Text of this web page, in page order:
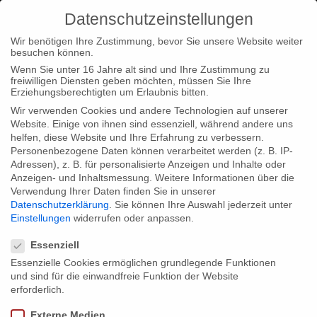
Home Typ|News
“Lebt wohl, Genossen! Interactive” in der
Endauswahl für den FOCAL International Award
“Lebt wohl, Genossen! Interactive” in
der Endauswahl für den FOCAL
Wir freuen uns sehr, dass “Lebt wohl, Genossen! Interactive”
Datenschutzeinstellungen
Wir benötigen Ihre Zustimmung, bevor Sie unsere Website weiter
besuchen können.
Wenn Sie unter 16 Jahre alt sind und Ihre Zustimmung zu
freiwilligen Diensten geben möchten, müssen Sie Ihre
Erziehungsberechtigten um Erlaubnis bitten.
Wir verwenden Cookies und andere Technologien auf unserer
Website. Einige von ihnen sind essenziell, während andere uns
helfen, diese Website und Ihre Erfahrung zu verbessern.
Personenbezogene Daten können verarbeitet werden (z. B. IP-
Adressen), z. B. für personalisierte Anzeigen und Inhalte oder
Anzeigen- und Inhaltsmessung. Weitere Informationen über die
Verwendung Ihrer Daten finden Sie in unserer
Datenschutzerklärung
Sie können Ihre Auswahl jederzeit unter
Einstellungen widerrufen oder anpassen.
Essenziell
Essenzielle Cookies ermöglichen grundlegende Funktionen
und sind für die einwandfreie Funktion der Website
erforderlich.